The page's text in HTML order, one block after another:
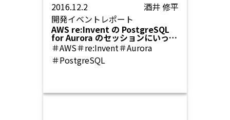
2016.12.2
酒井 修平
開発イベントレポート
AWS re:Invent の PostgreSQL
for Aurora のセッションにいって
きました
＃AWS＃re:Invent＃Aurora
＃PostgreSQL